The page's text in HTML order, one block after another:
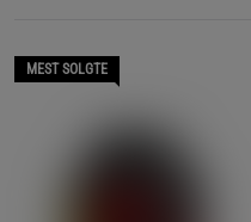
MEST SOLGTE